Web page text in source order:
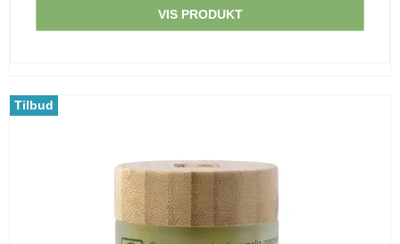
VIS PRODUKT
Tilbud